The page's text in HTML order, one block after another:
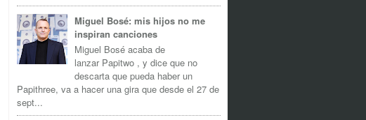
Miguel Bosé: mis hijos no me
inspiran canciones
Miguel Bosé acaba de
lanzar Papitwo , y dice que no
descarta que pueda haber un
Papithree, va a hacer una gira que desde el 27 de
sept...